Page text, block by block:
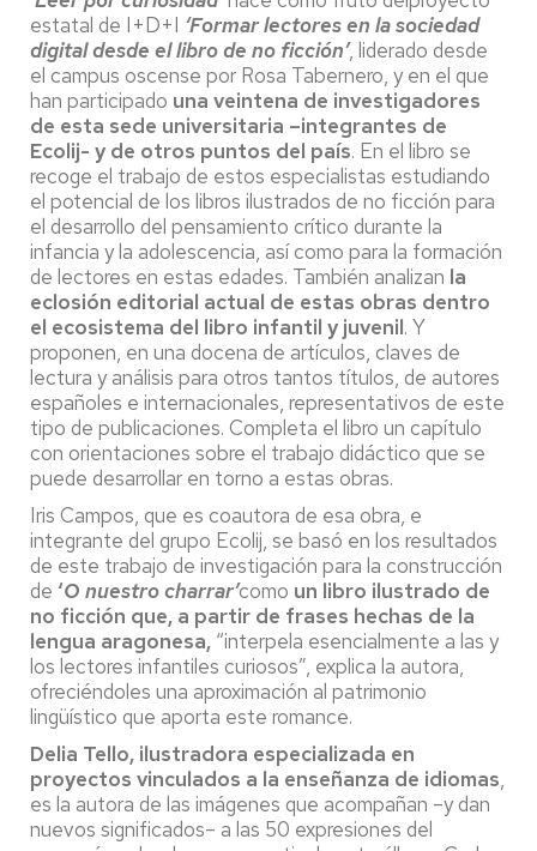
estatal de I+D+I ‘Formar lectores en la sociedad
digital desde el libro de no ficción’, liderado desde
el campus oscense por Rosa Tabernero, y en el que
han participado una veintena de investigadores
de esta sede universitaria –integrantes de
Ecolij- y de otros puntos del país. En el libro se
recoge el trabajo de estos especialistas estudiando
el potencial de los libros ilustrados de no ficción para
el desarrollo del pensamiento crítico durante la
infancia y la adolescencia, así como para la formación
de lectores en estas edades. También analizan la
eclosión editorial actual de estas obras dentro
el ecosistema del libro infantil y juvenil. Y
proponen, en una docena de artículos, claves de
lectura y análisis para otros tantos títulos, de autores
españoles e internacionales, representativos de este
tipo de publicaciones. Completa el libro un capítulo
con orientaciones sobre el trabajo didáctico que se
puede desarrollar en torno a estas obras.
Iris Campos, que es coautora de esa obra, e
integrante del grupo Ecolij, se basó en los resultados
de este trabajo de investigación para la construcción
de ‘O nuestro charrar’como un libro ilustrado de
no ficción que, a partir de frases hechas de la
lengua aragonesa, “interpela esencialmente a las y
los lectores infantiles curiosos”, explica la autora,
ofreciéndoles una aproximación al patrimonio
lingüístico que aporta este romance.
Delia Tello, ilustradora especializada en
proyectos vinculados a la enseñanza de idiomas,
es la autora de las imágenes que acompañan –y dan
nuevos significados– a las 50 expresiones del